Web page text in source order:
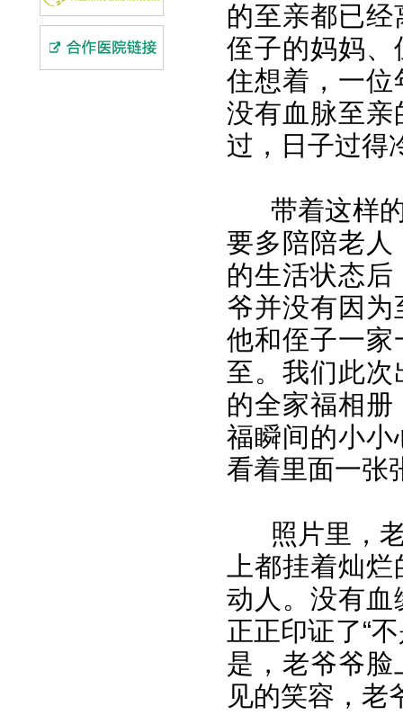
的至亲都已
侄子的妈妈
住想着，一
没有血脉至
过，日子过得
带着这样
要多陪陪老
的生活状态
爷并没有因
他和侄子一
至。我们此
的全家福相
福瞬间的小
看着里面一张
照片里，
上都挂着灿
动人。没有
正正印证了“
是，老爷爷
见的笑容，老